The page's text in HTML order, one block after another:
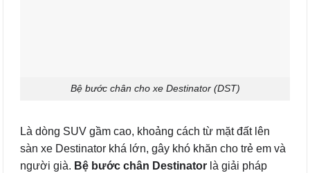
Bệ bước chân cho xe Destinator (DST)
Là dòng SUV gầm cao, khoảng cách từ mặt đất lên
sàn xe Destinator khá lớn, gây khó khăn cho trẻ em và
người già. Bệ bước chân Destinator là giải pháp